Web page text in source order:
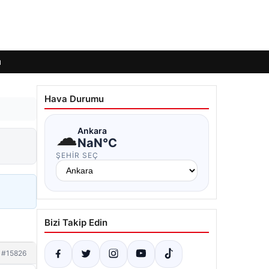
#15826
Hava Durumu
☁Ankara
NaN°C
ŞEHIR SEÇ
Bizi Takip Edin